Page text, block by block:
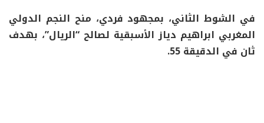
في الشوط الثاني، بمجهود فردي، منح النجم الدولي
المغربي ابراهيم دياز الأسبقية لصالح “الريال”، بهدف
ثان في الدقيقة 55.